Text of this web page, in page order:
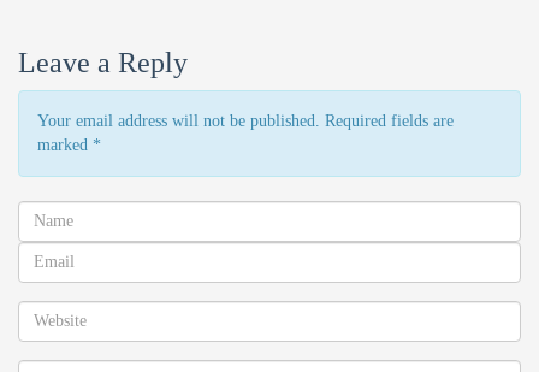
Leave a Reply
Your email address will not be published. Required fields are
marked *